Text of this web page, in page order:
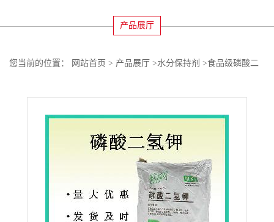
产品展厅
您当前的位置： 网站首页 > 产品展厅 >水分保持剂 >食品级磷酸二